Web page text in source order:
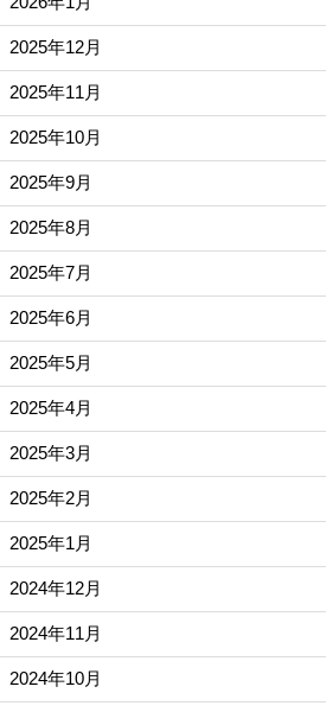
2025年12月
2025年11月
2025年10月
2025年9月
2025年8月
2025年7月
2025年6月
2025年5月
2025年4月
2025年3月
2025年2月
2025年1月
2024年12月
2024年11月
2024年10月